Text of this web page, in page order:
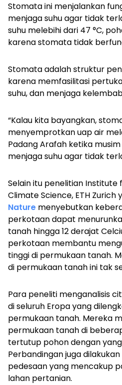
Stomata ini menjalankan
menjaga suhu agar tidak
suhu melebihi dari 47 °C,
karena stomata tidak
Stomata adalah struktur
karena memfasilitasi
suhu, dan menjaga
“Kalau kita bayangkan,
menyemprotkan uap air
Padang Arafah ketika
menjaga suhu agar tidak
Selain itu penelitian
Climate Science, ETH Zurich
Nature menyebutkan
perkotaan dapat
tanah hingga 12 derajat
perkotaan membantu
tinggi di permukaan tanah.
di permukaan tanah ini tak
Para peneliti menganalisis
di seluruh Eropa yang
permukaan tanah. Mereka
permukaan tanah di
tertutup pohon dengan
Perbandingan juga
pedesaan yang mencakup
lahan pertanian.